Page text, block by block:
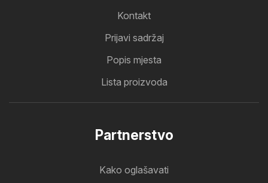
Kontakt
Prijavi sadržaj
Popis mjesta
Lista proizvoda
Partnerstvo
Kako oglašavati